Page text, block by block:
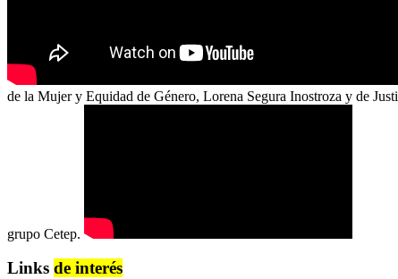
de la Mujer y Equidad de Género, Lorena Segura Inostroza y de
grupo Cetep.
Links de interés